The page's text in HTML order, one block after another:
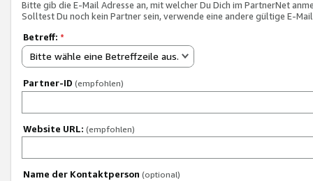
Bitte gib die E-Mail Adresse an, mit welcher Du Dich im PartnerNet
Solltest Du noch kein Partner sein, verwende eine andere gültige E-
Betreff: *
Bitte wähle eine Betreffzeile aus.
Partner-ID (empfohlen)
Website URL: (empfohlen)
Name der Kontaktperson (optional)